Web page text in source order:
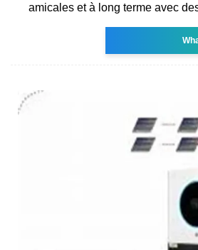
amicales et à long terme avec